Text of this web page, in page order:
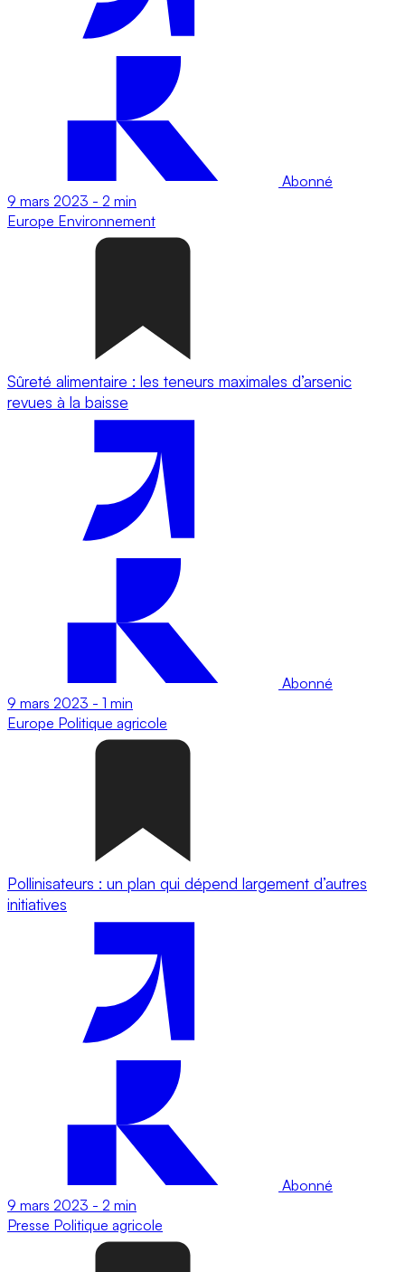
Abonné
9 mars 2023 - 2 min
Europe Environnement
Sûreté alimentaire : les teneurs maximales d’arsenic
revues à la baisse
Abonné
9 mars 2023 - 1 min
Europe Politique agricole
Pollinisateurs : un plan qui dépend largement d’autres
initiatives
Abonné
9 mars 2023 - 2 min
Presse Politique agricole